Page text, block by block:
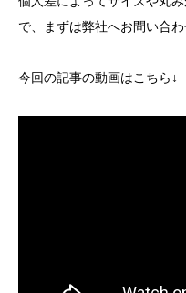
で、まずは弊社へお問い合わ
今回の記事の動画はこちら↓